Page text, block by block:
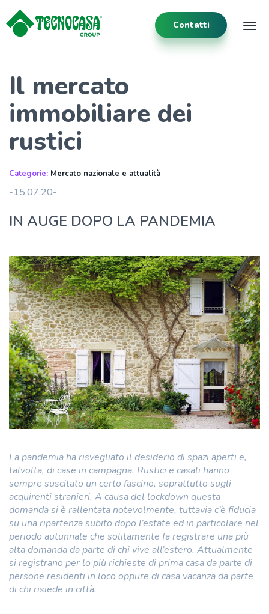
Contatti
Il mercato
immobiliare dei
rustici
Categorie: Mercato nazionale e attualità
-15.07.20-
IN AUGE DOPO LA PANDEMIA
La pandemia ha risvegliato il desiderio di spazi aperti e,
talvolta, di case in campagna. Rustici e casali hanno
sempre suscitato un certo fascino, soprattutto sugli
acquirenti stranieri. A causa del lockdown questa
domanda si è rallentata notevolmente, tuttavia c’è fiducia
su una ripartenza subito dopo l’estate ed in particolare nel
periodo autunnale che solitamente fa registrare una più
alta domanda da parte di chi vive all’estero. Attualmente
si registrano per lo più richieste di prima casa da parte di
persone residenti in loco oppure di casa vacanza da parte
di chi risiede in città.